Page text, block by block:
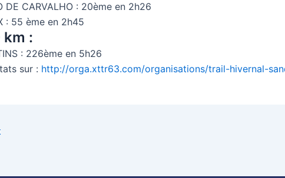
DE CARVALHO : 20ème en 2h26
: 55 ème en 2h45
km :
: 226ème en 5h26
sur : http://orga.xttr63.com/organisations/trail-hivernal-